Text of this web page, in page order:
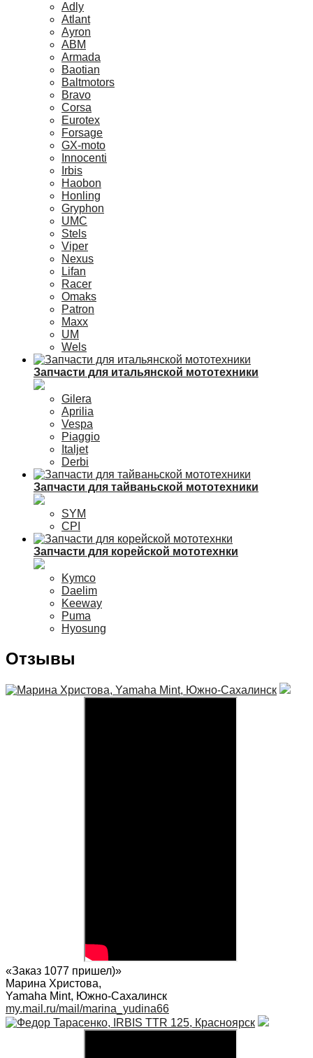
Adly
Atlant
Ayron
ABM
Armada
Baotian
Baltmotors
Bravo
Corsa
Eurotex
Forsage
GX-moto
Innocenti
Irbis
Haobon
Honling
Gryphon
UMC
Stels
Viper
Nexus
Lifan
Racer
Omaks
Patron
Maxx
UM
Wels
Запчасти для итальянской мототехники
Gilera
Aprilia
Vespa
Piaggio
Italjet
Derbi
Запчасти для тайваньской мототехники
SYM
CPI
Запчасти для корейской мототехнки
Kymco
Daelim
Keeway
Puma
Hyosung
Отзывы
«Заказ 1077 пришел)»
Марина Христова,
Yamaha Mint, Южно-Сахалинск
my.mail.ru/mail/marina_yudina66